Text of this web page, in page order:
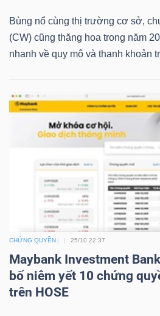
Bùng nổ cùng thị trường cơ sở,
(CW) cũng thăng hoa trong năm
nhanh về quy mô và thanh khoản
CHỨNG QUYỀN 25/10 22:37
Maybank Investment
bố niêm yết 10 chứng
trên HOSE
CÔNG
CỤ
ĐẦU
TRUY
Ngành
(-)
VS-
SECTOR